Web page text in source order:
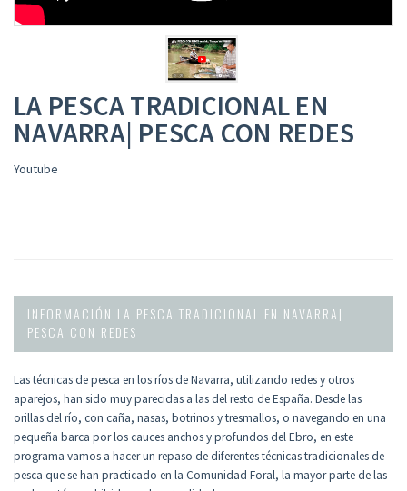
LA PESCA TRADICIONAL EN
NAVARRA| PESCA CON REDES
Youtube
INFORMACIÓN LA PESCA TRADICIONAL EN NAVARRA|
PESCA CON REDES
Las técnicas de pesca en los ríos de Navarra, utilizando redes y otros
aparejos, han sido muy parecidas a las del resto de España. Desde las
orillas del río, con caña, nasas, botrinos y tresmallos, o navegando en una
pequeña barca por los cauces anchos y profundos del Ebro, en este
programa vamos a hacer un repaso de diferentes técnicas tradicionales de
pesca que se han practicado en la Comunidad Foral, la mayor parte de las